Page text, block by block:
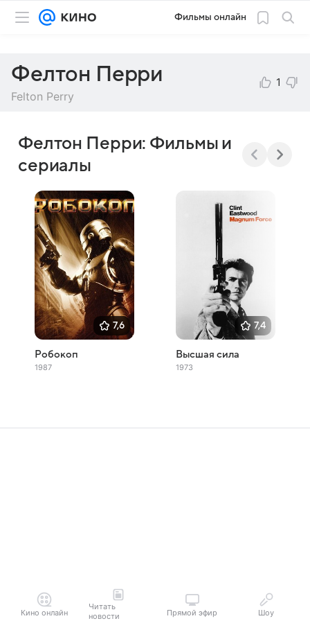
Фильмы онлайн
Фелтон Перри
Felton Perry
1
Фелтон Перри: Фильмы и
сериалы
7,6
Робокоп
1987
7,4
Высшая сила
1973
Кино онлайн
Читать
новости
Прямой эфир Шоу